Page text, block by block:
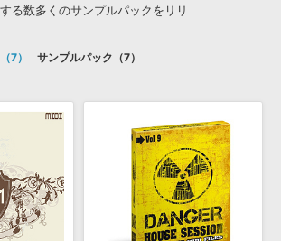
ール »
グ »
»
楽曲配信流通 サービス
無償のサウンド 管理ソフト
SONOCA
プラグイン・エフェクト
る数多くのサンプルパックをリリ
7 サンプルパック 7